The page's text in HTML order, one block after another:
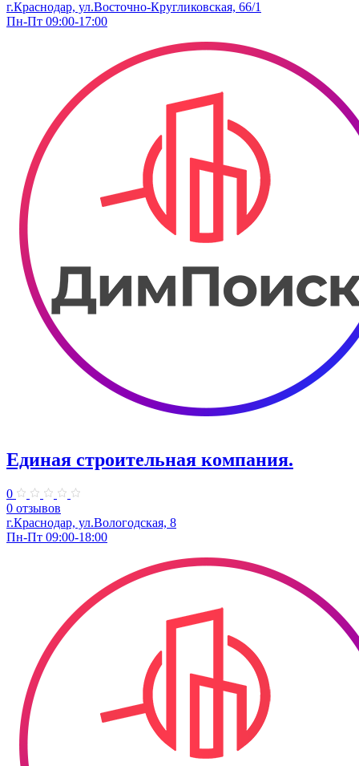
г.Краснодар, ул.Восточно-Кругликовская, 66/1
Пн-Пт 09:00-17:00
Единая строительная компания.
0
0 отзывов
г.Краснодар, ул.Вологодская, 8
Пн-Пт 09:00-18:00